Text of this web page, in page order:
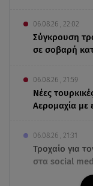
06.08.26 , 22:02
Σύγκρουση
σε σοβαρή
06.08.26 , 21:59
Νέες
Αερομαχία με
06.08.26 , 21:31
Τροχαίο για
στα social